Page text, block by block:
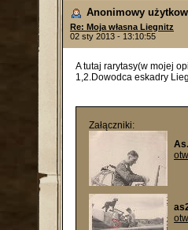
Anonimowy
Re: Moja własna Liegnitz
02 sty 2013 - 13:10:55
A tutaj rarytasy(w mojej
1,2.Dowodca eskadry
Załączniki: